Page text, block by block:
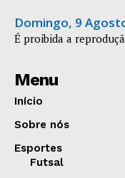
Domingo, 9
É proibida a
Menu
Início
Sobre nós
Esportes
Futsal